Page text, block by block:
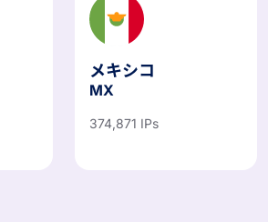
メキシコ
MX
374,871 IPs